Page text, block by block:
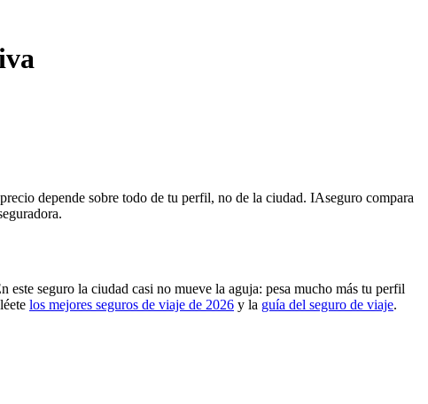
depende sobre todo de tu perfil, no de la ciudad. IAseguro compara
seguro la ciudad casi no mueve la aguja: pesa mucho más tu perfil
los mejores seguros de viaje de 2026 y la guía del seguro de viaje.